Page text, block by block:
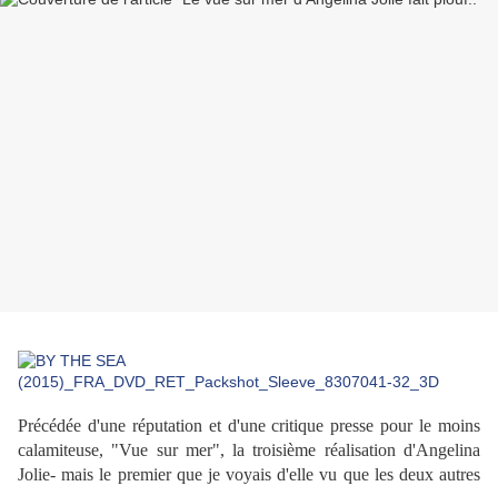
Précédée d'une réputation et d'une critique presse pour le moins
calamiteuse, "Vue sur mer", la troisième réalisation d'Angelina
Jolie- mais le premier que je voyais d'elle vu que les deux autres